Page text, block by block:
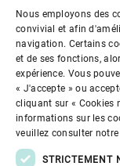
Mieux
Liens utiles
Nous employons des
convivial et afin
navigation. Certains
et de ses fonctions,
expérience. Vous
« J'accepte » ou
cliquant sur « Cookies
informations sur les
veuillez consulter notre
STRICTEMENT